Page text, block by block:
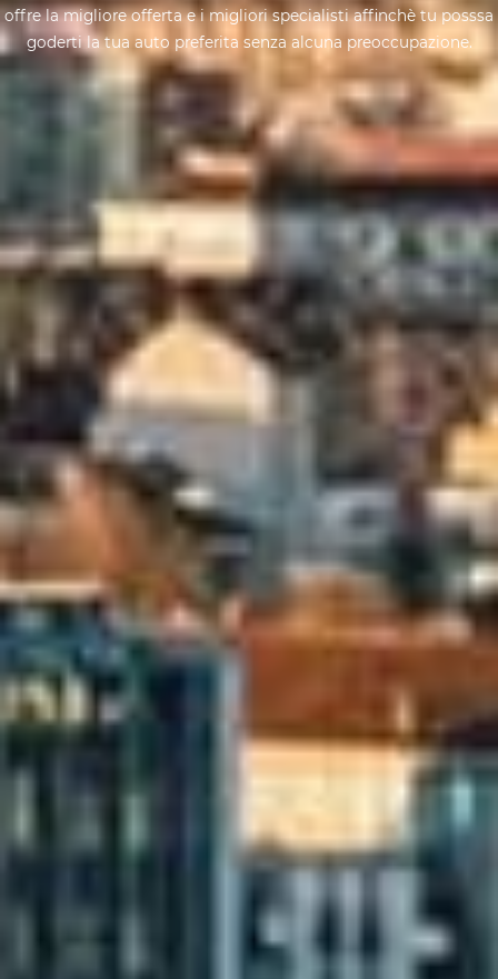
offre la migliore offerta e i migliori specialisti affinchè tu posssa
goderti la tua auto preferita senza alcuna preoccupazione.